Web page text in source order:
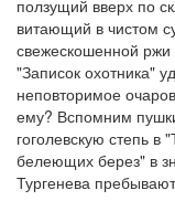
ползущий вверх по
витающий в чистом
свежескошенной ржи
"Записок охотника"
неповторимое
ему? Вспомним
гоголевскую степь
белеющих берез" в
Тургенева